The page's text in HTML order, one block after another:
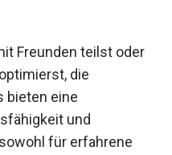
Freunden teilst oder
die
bieten eine
und
für erfahrene